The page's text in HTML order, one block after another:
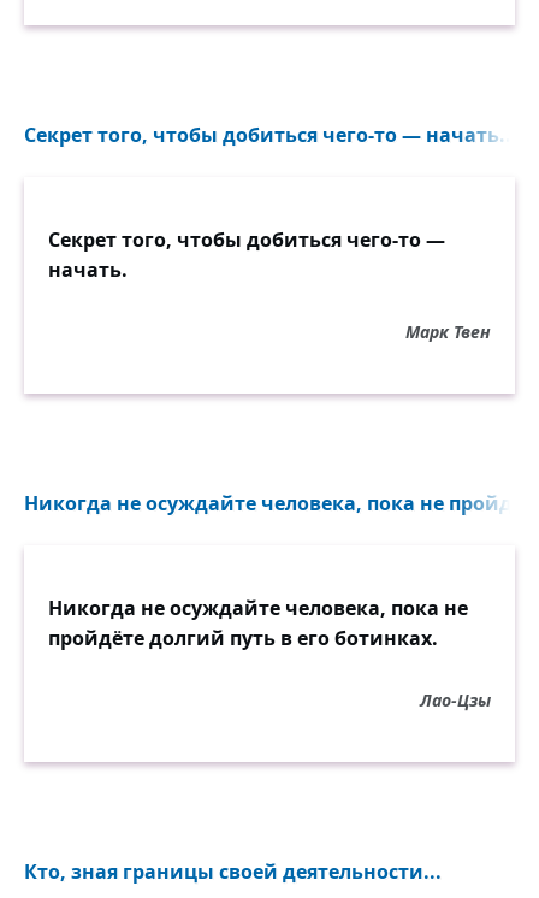
Секрет того, чтобы добиться чего-то — начать...
Секрет того, чтобы добиться чего-то —
начать.
Марк Твен
Никогда не осуждайте человека, пока не
Никогда не осуждайте человека, пока не
пройдёте долгий путь в его ботинках.
Лао-Цзы
Кто, зная границы своей деятельности...